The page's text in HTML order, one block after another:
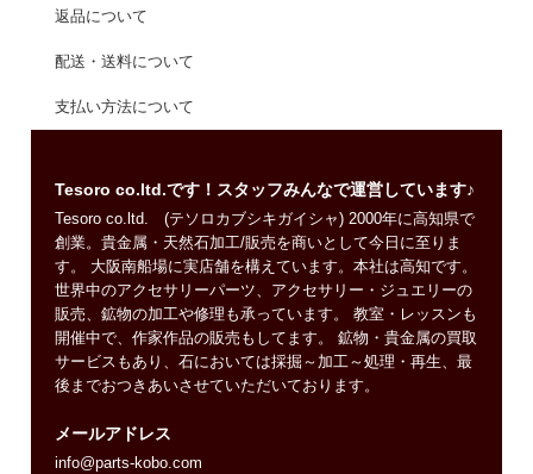
返品について
配送・送料について
支払い方法について
Tesoro co.ltd.です！スタッフみんなで運営しています♪
Tesoro co.ltd. (テソロカブシキガイシャ) 2000年に高知県で
創業。貴金属・天然石加工/販売を商いとして今日に至りま
す。 大阪南船場に実店舗を構えています。本社は高知です。
世界中のアクセサリーパーツ、アクセサリー・ジュエリーの
販売、鉱物の加工や修理も承っています。 教室・レッスンも
開催中で、作家作品の販売もしてます。 鉱物・貴金属の買取
サービスもあり、石においては採掘～加工～処理・再生、最
後までおつきあいさせていただいております。
メールアドレス
info@parts-kobo.com